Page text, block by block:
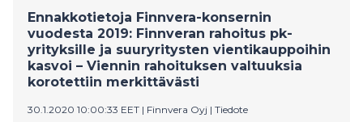
Ennakkotietoja Finnvera-konsernin
vuodesta 2019: Finnveran rahoitus pk-
yrityksille ja suuryritysten vientikauppoihin
kasvoi – Viennin rahoituksen valtuuksia
korotettiin merkittävästi
30.1.2020 10:00:33 EET | Finnvera Oyj | Tiedote